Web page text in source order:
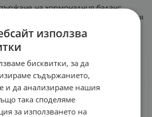
на хормоналния баланс,
на имунната система. Допринася
от оксидативния стрес.
в 2 капсули /
препоръчителна
дневна доза
(Tribulus
500 mg
използва
бисквитки, за да
съдържанието,
и да анализираме нашия
така споделяме
за използването на